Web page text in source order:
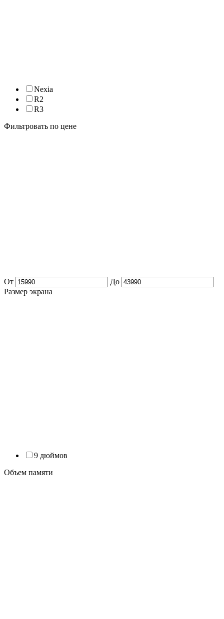
Nexia
R2
R3
Фильтровать по цене
От
До
Размер экрана
9 дюймов
Объем памяти